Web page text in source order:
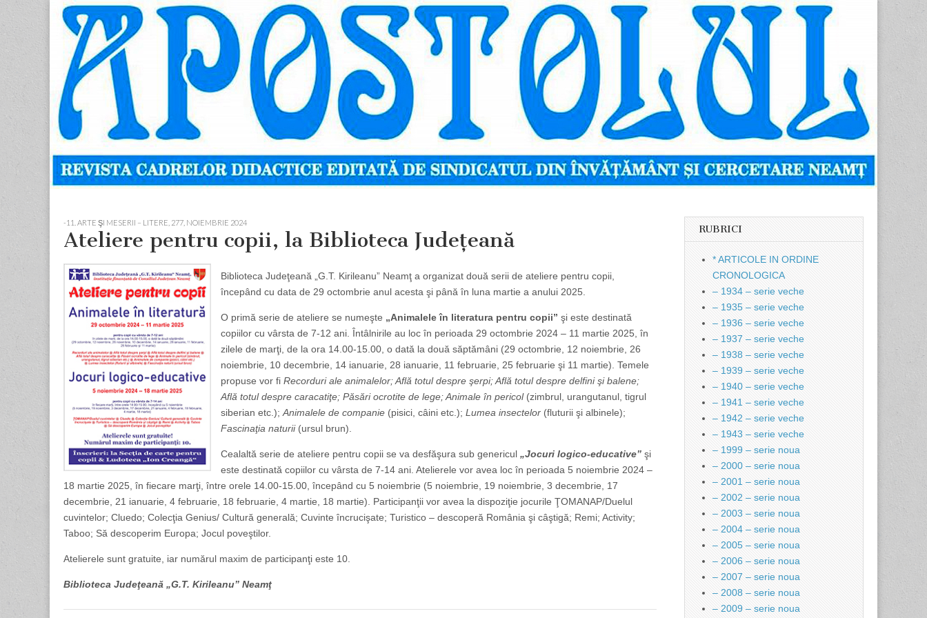
Apostolul
Revista
cadrelor
didactice
din
judetul
Neamt
content
-11. ARTE ŞI MESERII – LITERE 277, NOIEMBRIE 2024
Ateliere pentru copii, la Biblioteca Judeţeană
Biblioteca Judeţeană „G.T. Kirileanu” Neamţ a organizat două serii de ateliere pentru copii,
începând cu data de 29 octombrie anul acesta şi până în luna martie a anului 2025.
O primă serie de ateliere se numeşte „Animalele în literatura pentru copii” şi este destinată
copiilor cu vârsta de 7-12 ani. Întâlnirile au loc în perioada 29 octombrie 2024 – 11 martie 2025, în
zilele de marţi, de la ora 14.00-15.00, o dată la două săptămâni (29 octombrie, 12 noiembrie, 26
noiembrie, 10 decembrie, 14 ianuarie, 28 ianuarie, 11 februarie, 25 februarie şi 11 martie). Temele
propuse vor fi Recorduri ale animalelor; Află totul despre şerpi; Află totul despre delfini şi balene;
Află totul despre caracatiţe; Păsări ocrotite de lege; Animale în pericol(zimbrul, urangutanul, tigrul
siberian etc.); Animalele de companie (pisici, câini etc.); Lumea insectelor (fluturii şi albinele);
Fascinaţia naturii(ursul brun).
Cealaltă serie de ateliere pentru copii se va desfăşura sub genericul „Jocuri logico-educative” şi
este destinată copiilor cu vârsta de 7-14 ani. Atelierele vor avea loc în perioada 5 noiembrie 2024 –
18 martie 2025, în fiecare marţi, între orele 14.00-15.00, începând cu 5 noiembrie (5 noiembrie, 19 noiembrie, 3 decembrie, 17
decembrie, 21 ianuarie, 4 februarie, 18 februarie, 4 martie, 18 martie). Participanţii vor avea la dispoziţie jocurile ŢOMANAP/Duelul
cuvintelor; Cluedo; Colecţia Genius/ Cultură generală; Cuvinte încrucişate; Turistico – descoperă România şi câştigă; Remi; Activity;
Taboo; Să descoperim Europa; Jocul poveştilor.
Atelierele sunt gratuite, iar numărul maxim de participanţi este 10.
Biblioteca Judeţeană „G.T. Kirileanu” Neamţ
RUBRICI
* ARTICOLE IN ORDINE
CRONOLOGICA
– 1934 – serie veche
– 1935 – serie veche
– 1936 – serie veche
– 1937 – serie veche
– 1938 – serie veche
– 1939 – serie veche
– 1940 – serie veche
– 1941 – serie veche
– 1942 – serie veche
– 1943 – serie veche
– 1999 – serie noua
– 2000 – serie noua
– 2001 – serie noua
– 2002 – serie noua
– 2003 – serie noua
– 2004 – serie noua
– 2005 – serie noua
– 2006 – serie noua
– 2007 – serie noua
– 2008 – serie noua
– 2009 – serie noua